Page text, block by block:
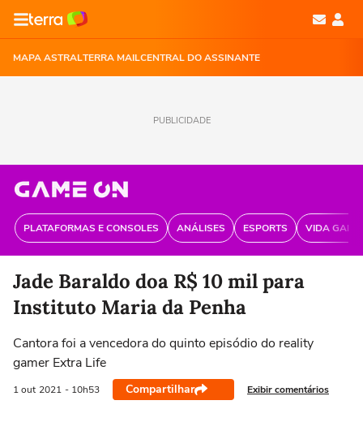
MAPA ASTRALTERRA MAILCENTRAL DO ASSINANTE
PUBLICIDADE
PLATAFORMAS E CONSOLES ANÁLISES ESPORTS VIDA
Jade Baraldo doa R$ 10 mil para
Instituto Maria da Penha
Cantora foi a vencedora do quinto episódio do reality
gamer Extra Life
1 out 2021 - 10h53 Compartilhar Exibir comentários